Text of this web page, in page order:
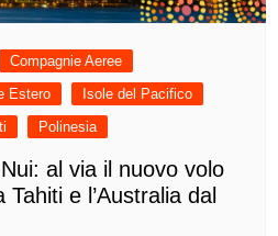
Compagnie Aeree
Estero
Isole del Pacifico
Polinesia
al via il nuovo volo
e l’Australia dal